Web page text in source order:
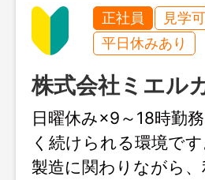
正社員 見学可
平日休みあり
株式会社ミエル
日曜休み×9～18時勤
く続けられる環境で
製造に関わりながら